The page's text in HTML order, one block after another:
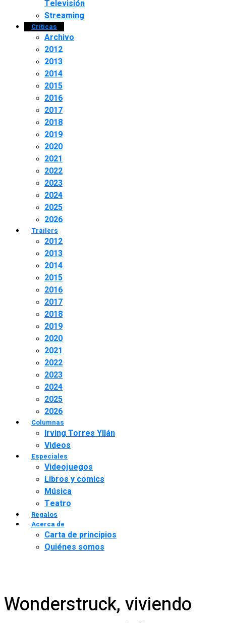
Televisión
Streaming
Críticas
Archivo
2012
2013
2014
2015
2016
2017
2018
2019
2020
2021
2022
2023
2024
2025
2026
Tráilers
2012
2013
2014
2015
2016
2017
2018
2019
2020
2021
2022
2023
2024
2025
2026
Columnas
Irving Torres Yllán
Videos
Especiales
Videojuegos
Libros y comics
Música
Teatro
Regalos
Acerca de
Carta de principios
Quiénes somos
Wonderstruck, viviendo